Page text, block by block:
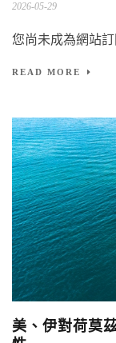
2026-05-29
您尚未成為網站
READ MORE
美、伊對荷莫